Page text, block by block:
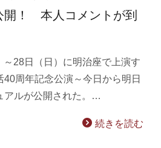
開！ 本人コメントが到
28日（日）に明治座で上演す
40周年記念公演～今日から明日
アルが公開された。…
続きを読む